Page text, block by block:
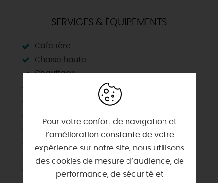
SERVICES & ÉQUIPEMENTS
Cafetière
Chaise haute
Chauffage
Draps et linges compris
Habitation indépendante
Jardin indépendant
Lave linge privatif
Pour votre confort de navigation et
l’amélioration constante de votre
expérience sur notre site, nous utilisons
des cookies de mesure d’audience, de
performance, de sécurité et